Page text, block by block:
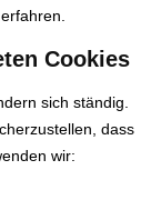
Cookies
sich ständig.
dass
wir: